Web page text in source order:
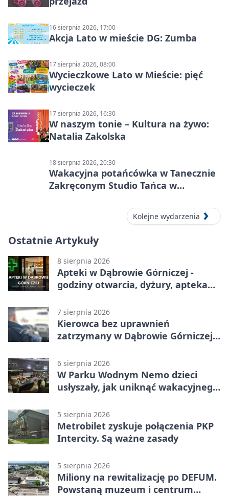
16 sierpnia 2026, 17:00
Akcja Lato w mieście DG: Zumba
17 sierpnia 2026, 08:00
Wycieczkowe Lato w Mieście: pięć
wycieczek
17 sierpnia 2026, 16:30
W naszym tonie – Kultura na żywo:
Natalia Zakolska
18 sierpnia 2026, 20:30
Wakacyjna potańcówka w Tanecznie
Zakręconym Studio Tańca w
Kolejne wydarzenia
Ostatnie Artykuły
8 sierpnia 2026
Apteki w Dąbrowie Górniczej -
godziny otwarcia, dyżury, apteka
7 sierpnia 2026
Kierowca bez uprawnień
zatrzymany w Dąbrowie Górniczej.
6 sierpnia 2026
W Parku Wodnym Nemo dzieci
usłyszały, jak uniknąć wakacyjnego
5 sierpnia 2026
Metrobilet zyskuje połączenia PKP
Intercity. Są ważne zasady
5 sierpnia 2026
Miliony na rewitalizację po DEFUM.
Powstaną muzeum i centrum